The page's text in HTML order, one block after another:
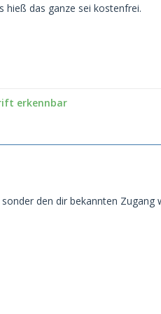
hieß das ganze sei kostenfrei.
erkennbar
den dir bekannten Zugang